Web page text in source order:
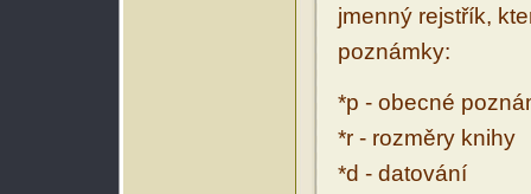
jmenný rejstřík,
poznámky:
*p - obecné
*r - rozměry knihy
*d - datování